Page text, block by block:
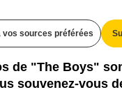
vos sources préférées
de "The Boys"
souvenez-vous